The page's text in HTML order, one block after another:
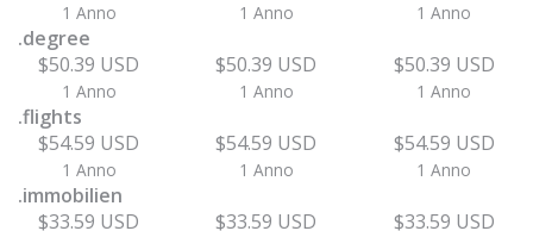
1 Anno 1 Anno 1 Anno
.degree
$50.39 USD
1 Anno
$50.39 USD
1 Anno
$50.39 USD
1 Anno
.flights
$54.59 USD
1 Anno
$54.59 USD
1 Anno
$54.59 USD
1 Anno
.immobilien
$33.59 USD
$33.59 USD $33.59 USD